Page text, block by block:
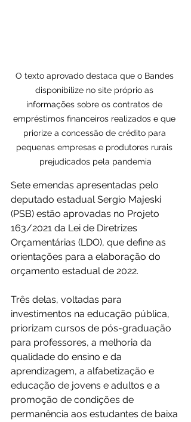
O texto aprovado destaca que o Bandes
disponibilize no site próprio as
informações sobre os contratos de
empréstimos financeiros realizados e que
priorize a concessão de crédito para
pequenas empresas e produtores rurais
prejudicados pela pandemia
Sete emendas apresentadas pelo
deputado estadual Sergio Majeski
(PSB) estão aprovadas no Projeto
163/2021 da Lei de Diretrizes
Orçamentárias (LDO), que define as
orientações para a elaboração do
orçamento estadual de 2022.
Três delas, voltadas para
investimentos na educação pública,
priorizam cursos de pós-graduação
para professores, a melhoria da
qualidade do ensino e da
aprendizagem, a alfabetização e
educação de jovens e adultos e a
promoção de condições de
permanência aos estudantes de baixa